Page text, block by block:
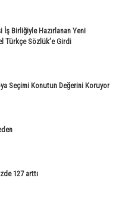
İş Birliğiyle Hazırlanan Yeni
Türkçe Sözlük’e Girdi
Seçimi Konutun Değerini Koruyor
127 arttı